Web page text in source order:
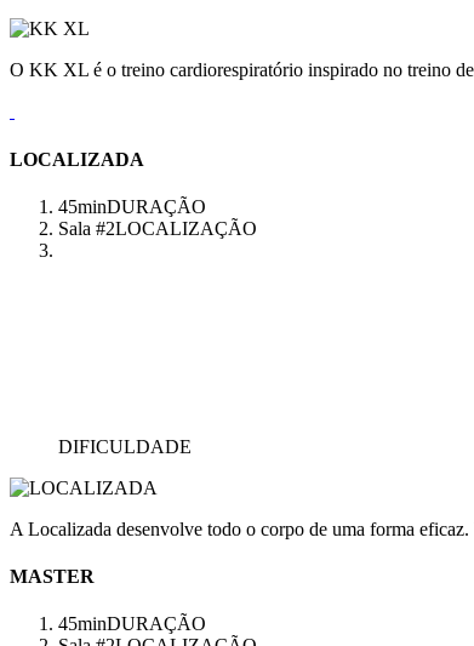
O KK XL é o treino cardiorespiratório inspirado no treino
LOCALIZADA
45minDURAÇÃO
Sala #2LOCALIZAÇÃO
DIFICULDADE
A Localizada desenvolve todo o corpo de uma forma
MASTER
45minDURAÇÃO